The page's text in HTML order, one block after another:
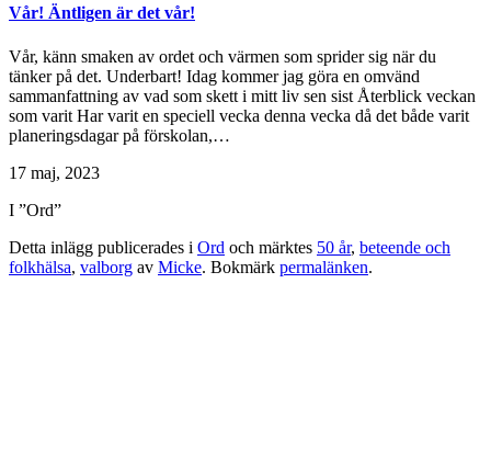
Vår! Äntligen är det vår!
Vår, känn smaken av ordet och värmen som sprider sig när du
tänker på det. Underbart! Idag kommer jag göra en omvänd
sammanfattning av vad som skett i mitt liv sen sist Återblick veckan
som varit Har varit en speciell vecka denna vecka då det både varit
planeringsdagar på förskolan,…
17 maj, 2023
I ”Ord”
Detta inlägg publicerades i Ord och märktes 50 år, beteende och
folkhälsa, valborg av Micke. Bokmärk permalänken.